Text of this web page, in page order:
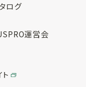
ログ
運営会